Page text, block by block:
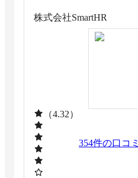
株式会社SmartHR
（4.32）
354件の口コミ